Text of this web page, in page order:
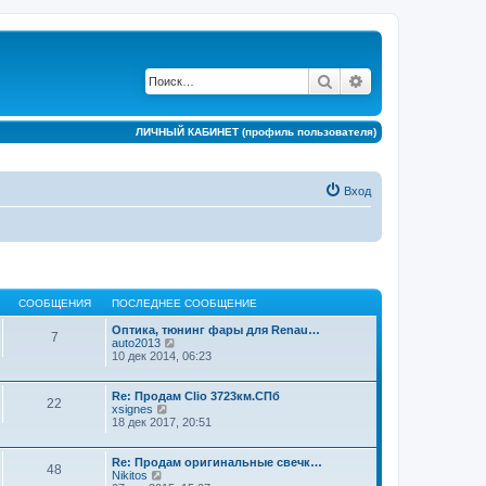
Поиск
ЛИЧНЫЙ КАБИНЕТ (профиль пользователя)
Вход
СООБЩЕНИЯ ПОСЛЕДНЕЕ СООБЩЕНИЕ
7
Оптика, тюнинг фары для Renau…
auto2013
е
е
й
и
к
п
о
10 дек 2014, 06:23
22
Re: Продам Clio 3723км.СПб
xsignes
е
е
й
18 дек 2017, 20:51
48
Re: Продам оригинальные свечк…
Nikitos